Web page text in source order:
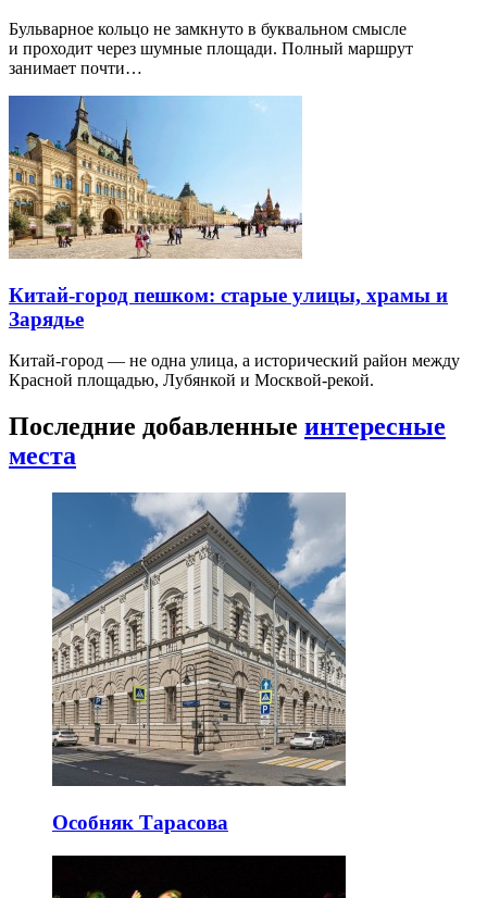
Бульварное кольцо не замкнуто в буквальном смысле
и проходит через шумные площади. Полный маршрут
занимает почти…
Китай-город пешком: старые улицы, храмы и
Зарядье
Китай-город — не одна улица, а исторический район между
Красной площадью, Лубянкой и Москвой-рекой.
Последние добавленные интересные
места
Особняк Тарасова